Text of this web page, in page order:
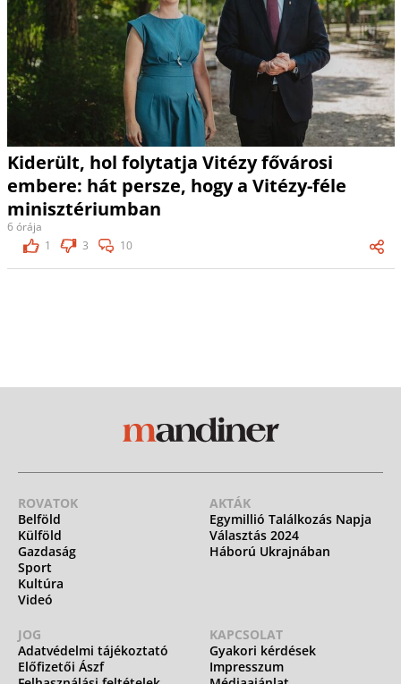
Kiderült, hol folytatja Vitézy fővárosi
embere: hát persze, hogy a Vitézy-féle
minisztériumban
6 órája
1
3 10
ROVATOK
Belföld
Külföld
Gazdaság
Sport
Kultúra
Videó
AKTÁK
Egymillió Találkozás Napja
Választás 2024
Háború Ukrajnában
JOG
Adatvédelmi tájékoztató
Előfizetői Ászf
KAPCSOLAT
Gyakori kérdések
Impresszum